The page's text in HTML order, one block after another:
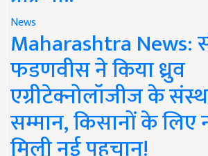
News
Maharashtra News:
फडणवीस ने किया ध्रुव
एग्रीटेक्नोलॉजीज के
सम्मान, किसानों के लिए